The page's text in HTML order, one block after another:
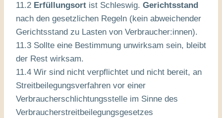
11.2 Erfüllungsort ist Schleswig. Gerichtsstand
nach den gesetzlichen Regeln (kein abweichender
Gerichtsstand zu Lasten von Verbraucher:innen).
11.3 Sollte eine Bestimmung unwirksam sein, bleibt
der Rest wirksam.
11.4 Wir sind nicht verpflichtet und nicht bereit, an
Streitbeilegungsverfahren vor einer
Verbraucherschlichtungsstelle im Sinne des
Verbraucherstreitbeilegungsgesetzes